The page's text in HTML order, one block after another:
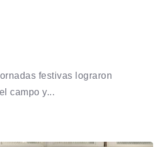
festivas lograron
campo y...